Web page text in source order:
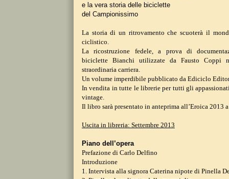
e la vera storia delle biciclette
del Campionissimo
La storia di un ritrovamento che scuoterà il
ciclistico.
La ricostruzione fedele, a prova di
biciclette Bianchi utilizzate da Fausto Coppi
straordinaria carriera.
Un volume imperdibile pubblicato da Ediciclo
In vendita in tutte le librerie per tutti gli
vintage.
Il libro sarà presentato in anteprima all’Eroica 2013
Uscita in libreria: Settembre 2013
Piano dell’opera
Prefazione di Carlo Delfino
Introduzione
1. Intervista alla signora Caterina nipote di Pinella